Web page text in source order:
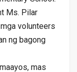
Ms. Pilar
volunteers
ng bagong
mas